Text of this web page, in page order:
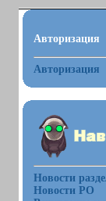
Авторизация
Авторизация
Новости
Новости РО